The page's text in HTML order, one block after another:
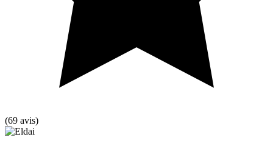
(69 avis)